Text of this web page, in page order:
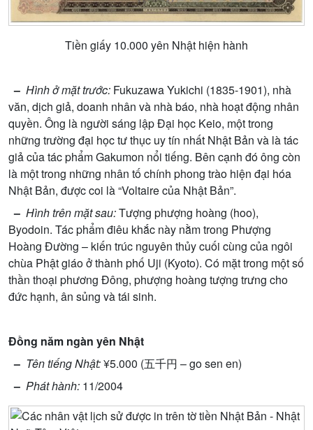
Tiền giấy 10.000 yên Nhật hiện hành
– Hìnhởmặt trước: Fukuzawa Yukichi (1835-1901), nhà
văn, dịch giả, doanh nhân và nhà báo, nhà hoạt động nhân
quyền. Ông là người sáng lập Đại học Keio, một trong
những trường đại học tưthục uy tín nhất Nhật Bản và là tác
giảcủa tác phẩm Gakumon nổi tiếng. Bên cạnh đó ông còn
là một trong những nhân tốchính phong trào hiện đại hóa
Nhật Bản, được coi là “Voltaire của Nhật Bản”.
– Hình trên mặt sau:Tượng phượng hoàng (hoo),
Byodoin. Tác phẩm điêu khắc này nằm trong Phượng
Hoàng Đường – kiến trúc nguyên thủy cuối cùng của ngôi
chùa Phật giáoởthành phố Uji (Kyoto). Có mặt trong một số
thần thoại phương Đông, phượng hoàng tượng trưng cho
đức hạnh, ân sủng và tái sinh.
Đồng năm ngàn yên Nhật
– Tên tiếng Nhật:¥5.000 (五千円 – go sen en)
– Phát hành: 11/2004